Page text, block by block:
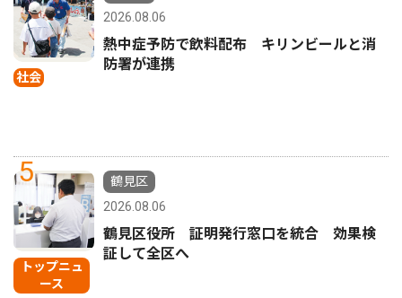
社会
2026.08.06
熱中症予防で飲料配布 キリンビールと消
防署が連携
5
トップニュ
ース
鶴見区
2026.08.06
鶴見区役所 証明発行窓口を統合 効果検
証して全区へ